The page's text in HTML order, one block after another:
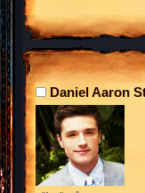
Daniel Aaron